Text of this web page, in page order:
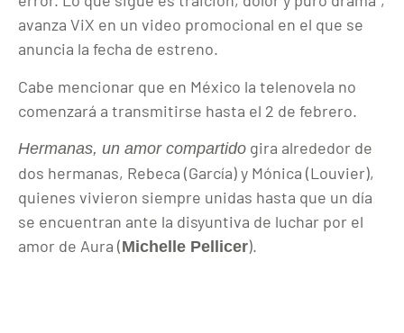
avanza ViX en un video promocional en el que se
anuncia la fecha de estreno.
Cabe mencionar que en México la telenovela no
comenzará a transmitirse hasta el 2 de febrero.
Hermanas, un amor compartido gira alrededor de
dos hermanas, Rebeca (García) y Mónica (Louvier),
quienes vivieron siempre unidas hasta que un día
se encuentran ante la disyuntiva de luchar por el
amor de Aura (Michelle Pellicer).